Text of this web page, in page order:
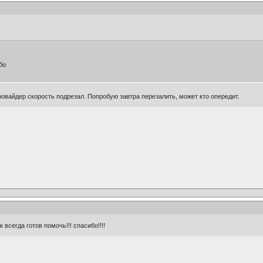
скорость подрезал. Попробую завтра перезалить, может кто опередит.
всегда готов помочь!!! спасибо!!!!